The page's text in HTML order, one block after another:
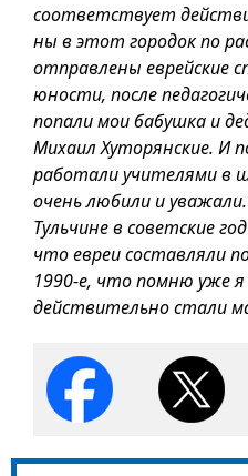
соответствует
ны в этот городок по
отправлены еврейские
юности, после
попали мои бабушка и
Михаил Хуторянские. И
работали учителями в
очень любили и
Тульчине в советские
что евреи составляли
1990-е, что помню уже я
действительно стали